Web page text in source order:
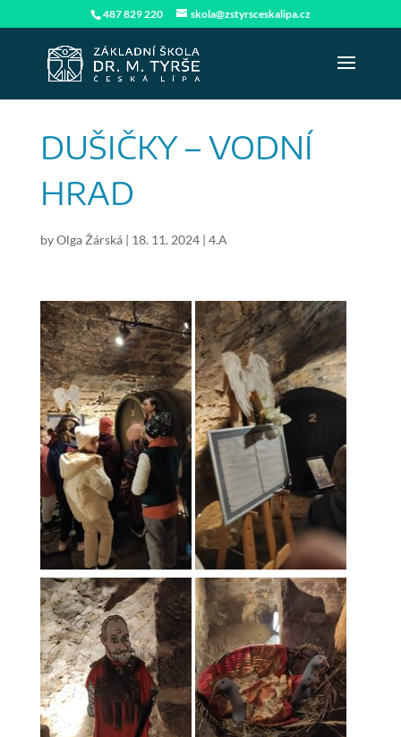
487 829 220 skola@zstyrsceskalipa.cz
DUŠIČKY – VODNÍ
HRAD
byOlga Žárská| 18. 11. 2024| 4.A